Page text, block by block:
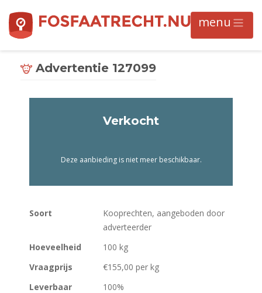
Advertentie 127099
Soort
Kooprechten, aangeboden door
adverteerder
Hoeveelheid
100 kg
Vraagprijs
€155,00 per kg
Leverbaar
100%
Verkocht
Deze aanbieding is niet meer beschikbaar.